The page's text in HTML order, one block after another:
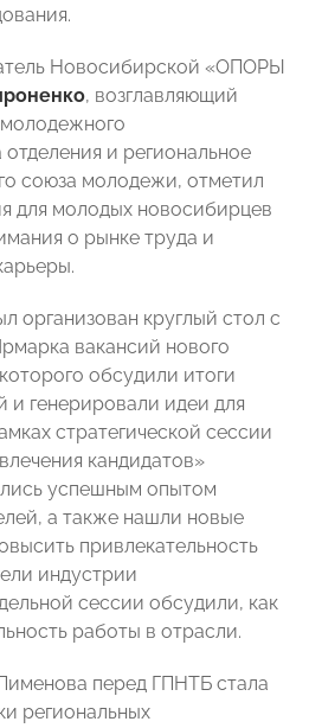
Новосибирской «ОПОРЫ
, возглавляющий
и региональное
союза молодежи, отметил
для молодых новосибирцев
о рынке труда и
организован круглый стол с
вакансий нового
обсудили итоги
генерировали идеи для
стратегической сессии
кандидатов»
успешным опытом
а также нашли новые
привлекательность
индустрии
сессии обсудили, как
работы в отрасли.
перед ГПНТБ стала
региональных